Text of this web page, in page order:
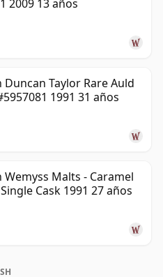
2009 13 años
Taylor Rare Auld
1991 31 años
Malts - Caramel
Cask 1991 27 años